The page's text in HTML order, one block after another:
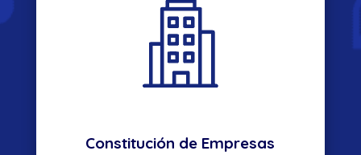
Constitución de Empresas